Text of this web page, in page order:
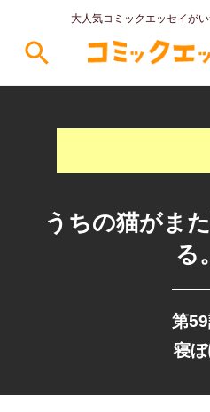
大人気コミックエッセイが
search
うちの猫がま
る。
第
寝